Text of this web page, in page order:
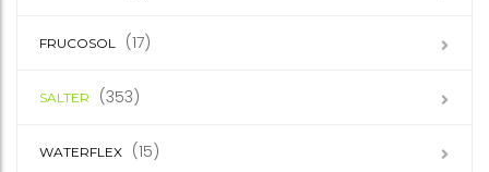
FRUCOSOL (17)
SALTER (353)
WATERFLEX (15)